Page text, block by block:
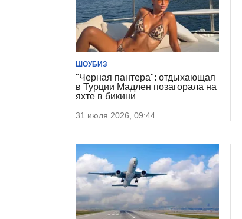
ШОУБИЗ
"Черная пантера": отдыхающая
в Турции Мадлен позагорала на
яхте в бикини
31 июля 2026, 09:44